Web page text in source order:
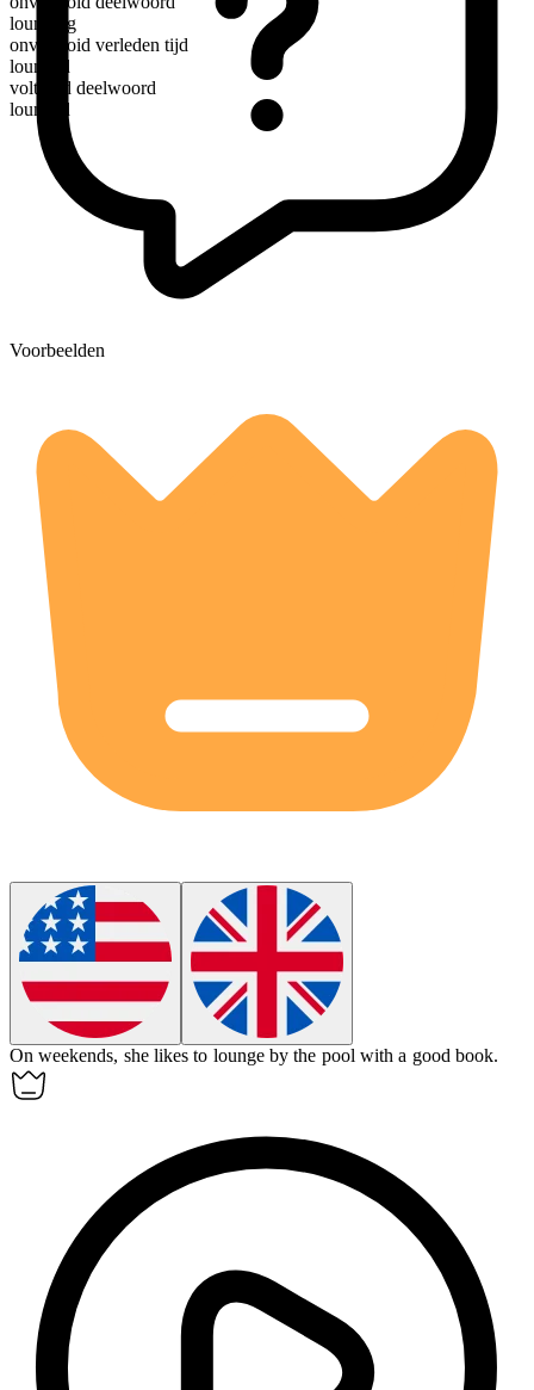
lounging
onvoltooid verleden tijd
lounged
voltooid deelwoord
lounged
Voorbeelden
On weekends, she likes to lounge by the pool with a good book.